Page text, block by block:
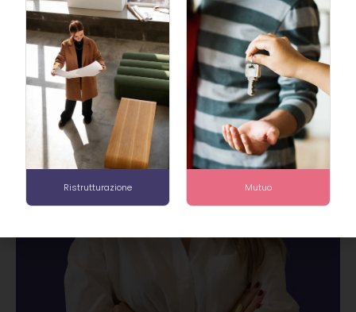
Ristrutturazione Mutuo